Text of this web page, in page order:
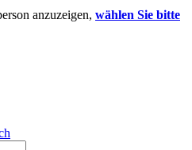
anzuzeigen, wählen Sie bitte